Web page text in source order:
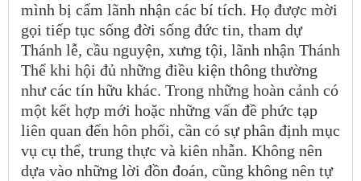
mình bị cấm lãnh nhận các bí tích. Họ được mời
gọi tiếp tục sống đời sống đức tin, tham dự
Thánh lễ, cầu nguyện, xưng tội, lãnh nhận Thánh
Thể khi hội đủ những điều kiện thông thường
như các tín hữu khác. Trong những hoàn cảnh có
một kết hợp mới hoặc những vấn đề phức tạp
liên quan đến hôn phối, cần có sự phân định mục
vụ cụ thể, trung thực và kiên nhẫn. Không nên
dựa vào những lời đồn đoán, cũng không nên tự